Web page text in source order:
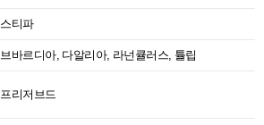
스티파
브바르디아, 다알리아, 라넌큘러스, 튤립
프리저브드